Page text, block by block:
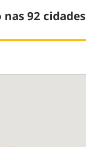
92 cidades